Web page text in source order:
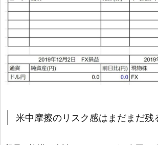
米中摩擦のリスク感はまだまだ残